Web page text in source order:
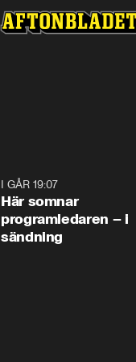
I GÅR 19:07
Här somnar
programledaren – i
sändning